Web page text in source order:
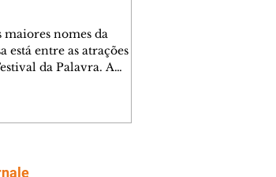
nomes da
está entre as atrações
da Palavra. A
como mesas de